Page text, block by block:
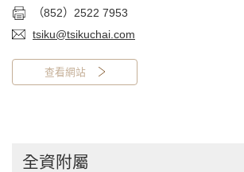
（852）2522 7953
tsiku@tsikuchai.com
查看網站
全資附屬